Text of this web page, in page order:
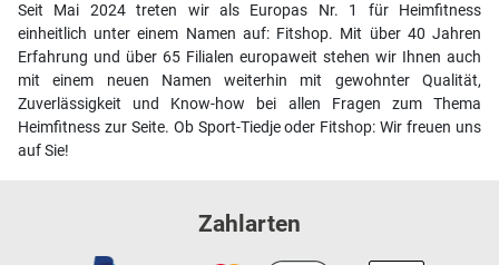
Seit Mai 2024 treten wir als Europas Nr. 1 für Heimfitness
einheitlich unter einem Namen auf: Fitshop. Mit über 40 Jahren
Erfahrung und über 65 Filialen europaweit stehen wir Ihnen auch
mit einem neuen Namen weiterhin mit gewohnter Qualität,
Zuverlässigkeit und Know-how bei allen Fragen zum Thema
Heimfitness zur Seite. Ob Sport-Tiedje oder Fitshop: Wir freuen uns
auf Sie!
Zahlarten